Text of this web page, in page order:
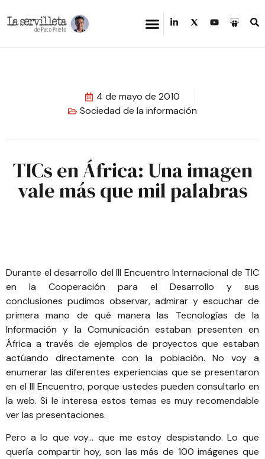
4 de mayo de 2010
Sociedad de la información
TICs en África: Una imagen
vale más que mil palabras
Durante el desarrollo del III Encuentro Internacional de TIC
en la Cooperación para el Desarrollo y sus
conclusiones pudimos observar, admirar y escuchar de
primera mano de qué manera las Tecnologías de la
Información y la Comunicación estaban presenten en
África a través de ejemplos de proyectos que estaban
actúando directamente con la población. No voy a
enumerar las diferentes experiencias que se presentaron
en el III Encuentro, porque ustedes pueden consultarlo en
la web. Si le interesa estos temas es muy recomendable
ver las presentaciones.
Pero a lo que voy… que me estoy despistando. Lo que
quería compartir hoy, son las más de 100 imágenes que